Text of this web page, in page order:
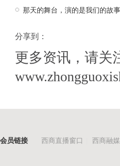
那天的舞台，演的是我们的故事
分享到：
更多资讯，请关
会员链接 西商直播窗口 西商融